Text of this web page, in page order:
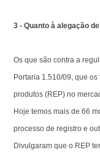
3 - Quanto à alegação
Os que são contra a
Portaria 1.510/09, que
produtos (REP) no
Hoje temos mais de 66
processo de registro e
Divulgaram que o REP